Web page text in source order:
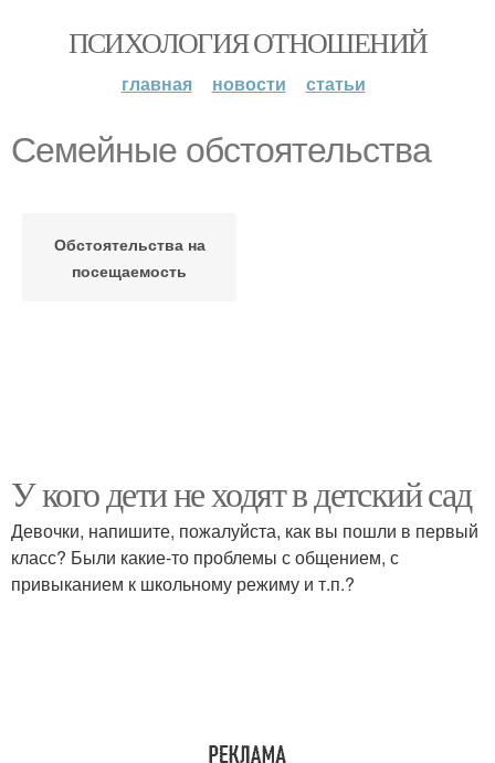
ПСИХОЛОГИЯ ОТНОШЕНИЙ
главная новости статьи
Семейные обстоятельства
Обстоятельства на
посещаемость
У кого дети не ходят в детский сад
Девочки, напишите, пожалуйста, как вы пошли в первый
класс? Были какие-то проблемы с общением, с
привыканием к школьному режиму и т.п.?